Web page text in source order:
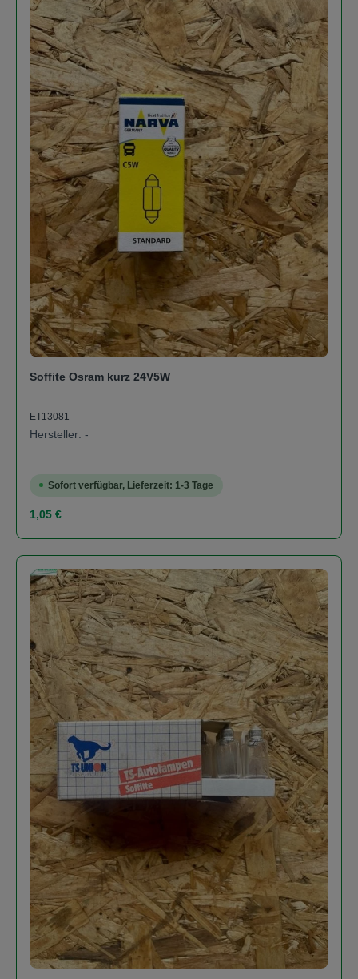
Soffite Osram kurz 24V5W
ET13081
Hersteller: -
Sofort verfügbar, Lieferzeit: 1-3 Tage
Regulärer Preis:
1,05 €